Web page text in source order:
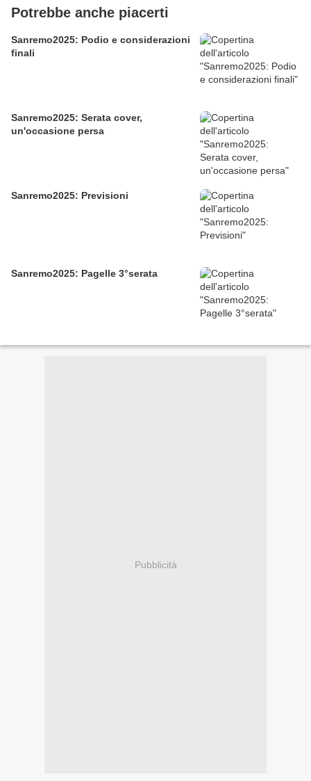
Potrebbe anche piacerti
Sanremo2025: Podio e considerazioni
finali
Sanremo2025: Serata cover,
un'occasione persa
Sanremo2025: Previsioni
Sanremo2025: Pagelle 3°serata
Pubblicità